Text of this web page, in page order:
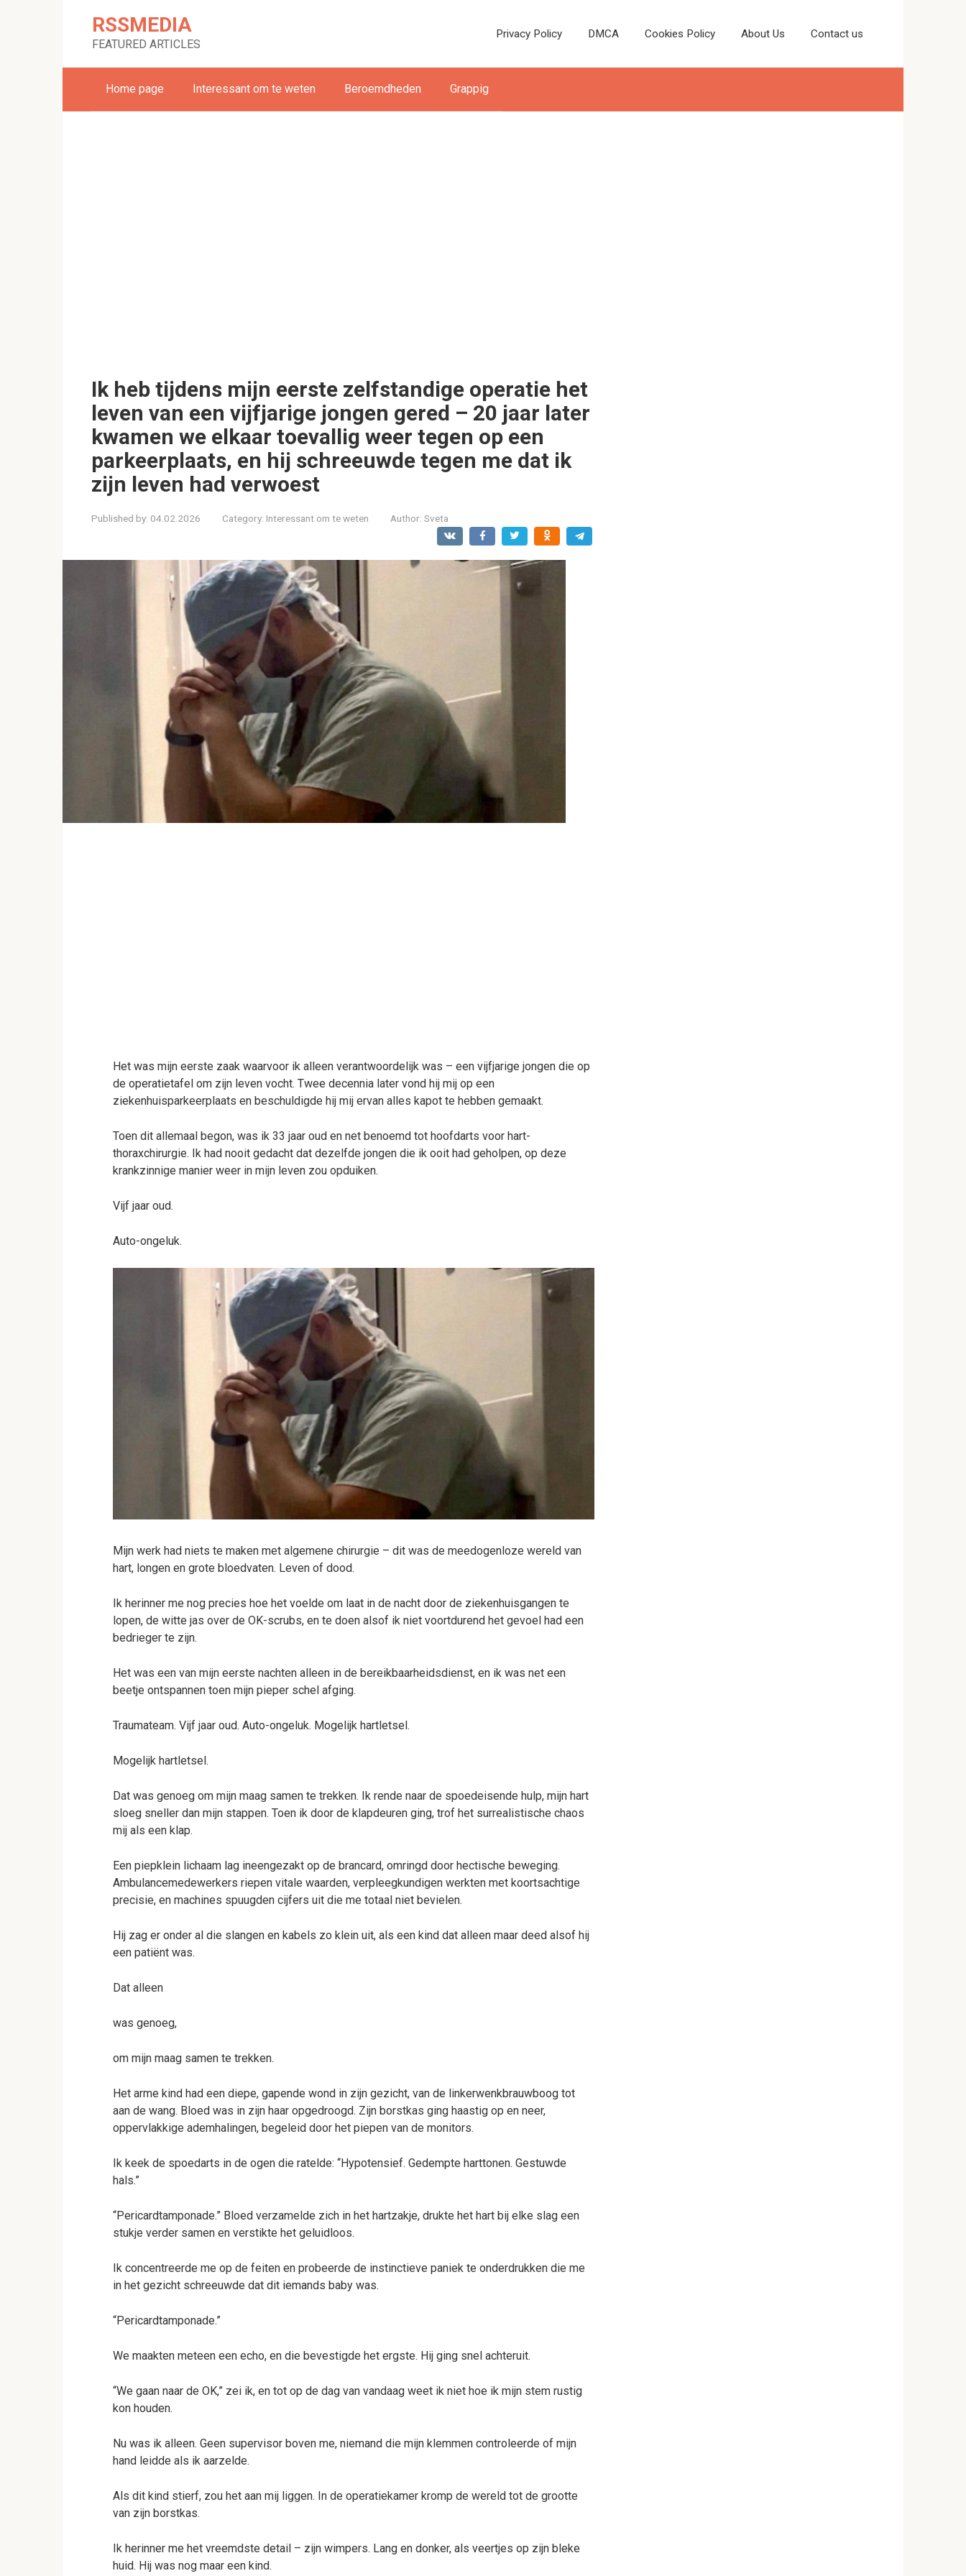
RSSMEDIA
FEATURED ARTICLES
Privacy Policy DMCA Cookies Policy About Us Contact us
Home page Interessant om te weten Beroemdheden Grappig
Ik heb tijdens mijn eerste zelfstandige operatie het
leven van een vijfjarige jongen gered – 20 jaar later
kwamen we elkaar toevallig weer tegen op een
parkeerplaats, en hij schreeuwde tegen me dat ik
zijn leven had verwoest
Published by: 04.02.2026 Category: Interessant om te weten Author: Sveta
Het was mijn eerste zaak waarvoor ik alleen verantwoordelijk was – een vijfjarige jongen die op
de operatietafel om zijn leven vocht. Twee decennia later vond hij mij op een
ziekenhuisparkeerplaats en beschuldigde hij mij ervan alles kapot te hebben gemaakt.
Toen dit allemaal begon, was ik 33 jaar oud en net benoemd tot hoofdarts voor hart-
thoraxchirurgie. Ik had nooit gedacht dat dezelfde jongen die ik ooit had geholpen, op deze
krankzinnige manier weer in mijn leven zou opduiken.
Vijf jaar oud.
Auto-ongeluk.
Mijn werk had niets te maken met algemene chirurgie – dit was de meedogenloze wereld van
hart, longen en grote bloedvaten. Leven of dood.
Ik herinner me nog precies hoe het voelde om laat in de nacht door de ziekenhuisgangen te
lopen, de witte jas over de OK-scrubs, en te doen alsof ik niet voortdurend het gevoel had een
bedrieger te zijn.
Het was een van mijn eerste nachten alleen in de bereikbaarheidsdienst, en ik was net een
beetje ontspannen toen mijn pieper schel afging.
Traumateam. Vijf jaar oud. Auto-ongeluk. Mogelijk hartletsel.
Mogelijk hartletsel.
Dat was genoeg om mijn maag samen te trekken. Ik rende naar de spoedeisende hulp, mijn hart
sloeg sneller dan mijn stappen. Toen ik door de klapdeuren ging, trof het surrealistische chaos
mij als een klap.
Een piepklein lichaam lag ineengezakt op de brancard, omringd door hectische beweging.
Ambulancemedewerkers riepen vitale waarden, verpleegkundigen werkten met koortsachtige
precisie, en machines spuugden cijfers uit die me totaal niet bevielen.
Hij zag er onder al die slangen en kabels zo klein uit, als een kind dat alleen maar deed alsof hij
een patiënt was.
Dat alleen
was genoeg,
om mijn maag samen te trekken.
Het arme kind had een diepe, gapende wond in zijn gezicht, van de linkerwenkbrauwboog tot
aan de wang. Bloed was in zijn haar opgedroogd. Zijn borstkas ging haastig op en neer,
oppervlakkige ademhalingen, begeleid door het piepen van de monitors.
Ik keek de spoedarts in de ogen die ratelde: “Hypotensief. Gedempte harttonen. Gestuwde
hals.”
“Pericardtamponade.” Bloed verzamelde zich in het hartzakje, drukte het hart bij elke slag een
stukje verder samen en verstikte het geluidloos.
Ik concentreerde me op de feiten en probeerde de instinctieve paniek te onderdrukken die me
in het gezicht schreeuwde dat dit iemands baby was.
“Pericardtamponade.”
We maakten meteen een echo, en die bevestigde het ergste. Hij ging snel achteruit.
“We gaan naar de OK,” zei ik, en tot op de dag van vandaag weet ik niet hoe ik mijn stem rustig
kon houden.
Nu was ik alleen. Geen supervisor boven me, niemand die mijn klemmen controleerde of mijn
hand leidde als ik aarzelde.
Als dit kind stierf, zou het aan mij liggen. In de operatiekamer kromp de wereld tot de grootte
van zijn borstkas.
Ik herinner me het vreemdste detail – zijn wimpers. Lang en donker, als veertjes op zijn bleke
huid. Hij was nog maar een kind.